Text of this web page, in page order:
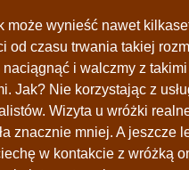
może wynieść nawet
od czasu trwania takiej
i walczmy z
Jak? Nie korzystając z
Wizyta u wróżki
znacznie mniej. A jeszcze
w kontakcie z wróżką